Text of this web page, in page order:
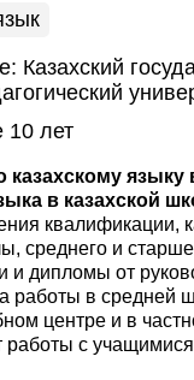
Казахский
10 лет
казахскому
в казахской
квалификации,
среднего и
и дипломы от
работы в средней
центре и в
работы с